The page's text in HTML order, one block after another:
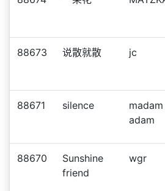
88673 说散就散 jc
88671 silence
madam
adam
88670
Sunshine
friend
wgr